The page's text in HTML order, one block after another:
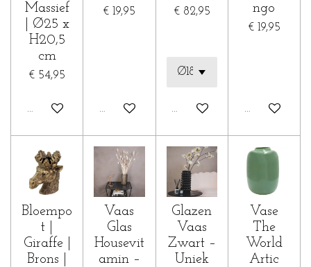
Massief
| Ø25 x
H20,5
cm
€ 54,95
In winkelwagen
€ 19,95
Houd mij op de hoogte
€ 82,95
In winkelwagen
ngo
€ 19,95
In
Bloempo
t |
Giraffe |
Brons |
Vaas
Glas
Housevit
amin –
Glazen
Vaas
Zwart –
Uniek
Vase
The
World
Artic